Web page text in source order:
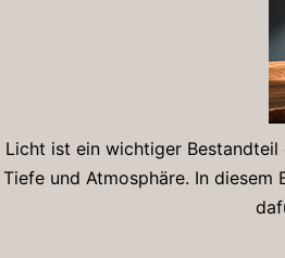
Licht ist ein wichtiger
Tiefe und Atmosphäre. In